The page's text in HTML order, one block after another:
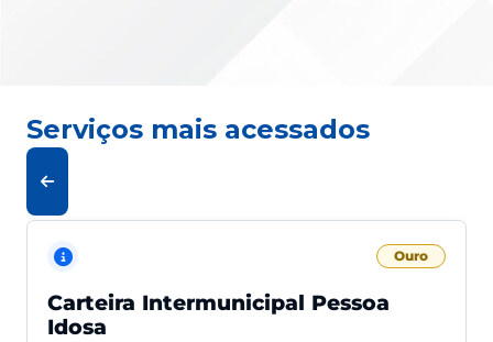
Serviços mais acessados
Ouro
Carteira Intermunicipal Pessoa
Idosa